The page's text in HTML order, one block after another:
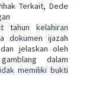
Terkait, Dede
tahun kelahiran
dokumen ijazah
jelaskan oleh
dalam
memiliki bukti